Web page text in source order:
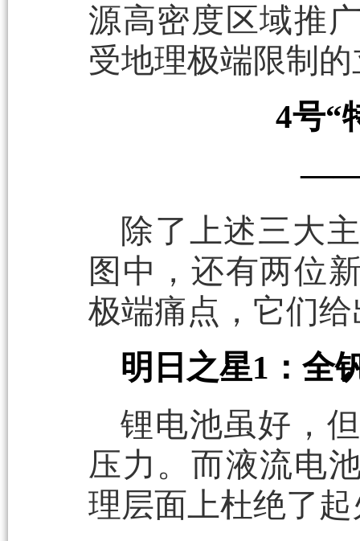
源高密度区域推
受地理极端限制
4号“
——
除了上述三大
图中，还有两位
极端痛点，它们
明日之星1：全
锂电池虽好，
压力。而液流电
理层面上杜绝了